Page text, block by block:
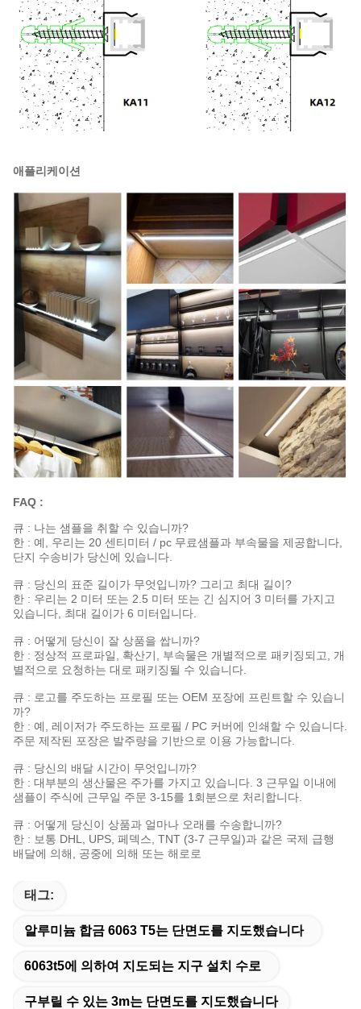
애플리케이션
FAQ :
큐 : 나는 샘플을 취할 수 있습니까?
한 : 예, 우리는 20 센티미터 / pc 무료샘플과 부속물을 제공합니다,
단지 수송비가 당신에 있습니다.
큐 : 당신의 표준 길이가 무엇입니까? 그리고 최대 길이?
한 : 우리는 2 미터 또는 2.5 미터 또는 긴 심지어 3 미터를 가지고
있습니다, 최대 길이가 6 미터입니다.
큐 : 어떻게 당신이 잘 상품을 쌉니까?
한 : 정상적 프로파일, 확산기, 부속물은 개별적으로 패키징되고, 개
별적으로 요청하는 대로 패키징될 수 있습니다.
큐 : 로고를 주도하는 프로필 또는 OEM 포장에 프린트할 수 있습니
까?
한 : 예, 레이저가 주도하는 프로필 / PC 커버에 인쇄할 수 있습니다.
주문 제작된 포장은 발주량을 기반으로 이용 가능합니다.
큐 : 당신의 배달 시간이 무엇입니까?
한 : 대부분의 생산물은 주가를 가지고 있습니다. 3 근무일 이내에
샘플이 주식에 근무일 주문 3-15를 1회분으로 처리합니다.
큐 : 어떻게 당신이 상품과 얼마나 오래를 수송합니까?
한 : 보통 DHL, UPS, 페덱스, TNT (3-7 근무일)과 같은 국제 급행
배달에 의해, 공중에 의해 또는 해로로
태그:
알루미늄 합금 6063 T5는 단면도를 지도했습니다
6063t5에 의하여 지도되는 지구 설치 수로
구부릴 수 있는 3m는 단면도를 지도했습니다